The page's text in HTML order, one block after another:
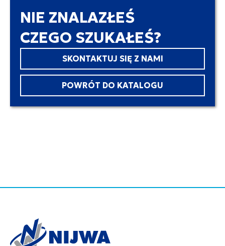
NIE ZNALAZŁEŚ
CZEGO SZUKAŁEŚ?
SKONTAKTUJ SIĘ Z NAMI
POWRÓT DO KATALOGU